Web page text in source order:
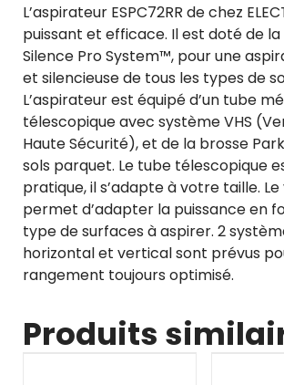
L’aspirateur ESPC72RR de chez
puissant et efficace. Il est doté de
Silence Pro System™, pour une
et silencieuse de tous les types de
L’aspirateur est équipé d’un tube
télescopique avec système VHS
Haute Sécurité), et de la brosse
sols parquet. Le tube télescopique
pratique, il s’adapte à votre taille.
permet d’adapter la puissance en
type de surfaces à aspirer. 2
horizontal et vertical sont prévus
rangement toujours optimisé.
Produits